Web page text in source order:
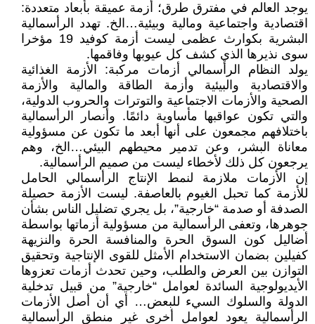
يوجد العالم في مفترق طرق؛ أزمة عميقة بأبعاد متعددة:
اقتصادية واجتماعية ومالية وبيئية…الخ. تهدد الرأسمالية
البشرية بكوارث عظمى ليست أزمة كوفيد 19 مؤخرا
سوى نذيرها الذي كشف كل عيوبها وفاقمها.
يولد النظام الرأسمالي أزمات مركبة: الأزمة الغذائية
والاقتصادية والبيئية وأزمة الطاقة والمالية والأزمة
الصحية والأزمات الاجتماعية والتوترات والحروب الدولية،
والتي تكون عواقبها مأساوية دائمًا. وأنصار الرأسمالية
باختلافهم مجمعون على أنها أبعد ما تكون عن مسؤولية
معاناة البشر، وعن تدمير محيطهم البيئي…الخ، وهم
يرجعون كل ذلك لأخطاء ليست من صميم الرأسمالية.
إن الأزمات ملازمة لنمط الإنتاج الرأسمالي الحامل
للأزمة كما تحبل الغيوم بالعاصفة. ليست الأزمة حصيلة
الصدفة أو صدمة “خارجية”، بل يجري تضليل الناس بشأن
جوهرها، وتعفى الرأسمالية من مسؤولية أزماتها بواسطة
أضاليل كون السوق الحرة والمنافسة الحرة والنزيهة
كفيلين بضمان الاستخدام الأمثل للقوى الإنتاجية وتحقيق
التوازن بين العرض والطلب، وحين تحدث أزمات تعزوها
الأيديولوجية السائدة لعوامل “خارجية” من قبيل تدخلية
الدولة والسلوك السيء للبعض… أي أن أصل الأزمات
الرأسمالية يعود لعوامل أخرى غير منطق الرأسمالية